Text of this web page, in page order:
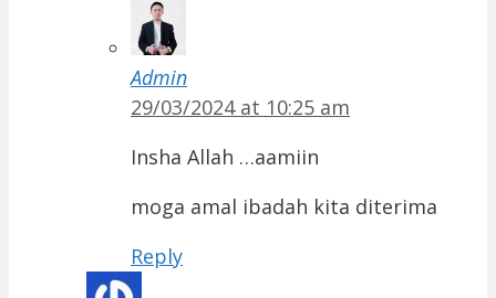
Admin
29/03/2024 at 10:25 am
Insha Allah …aamiin
moga amal ibadah kita diterima
Reply